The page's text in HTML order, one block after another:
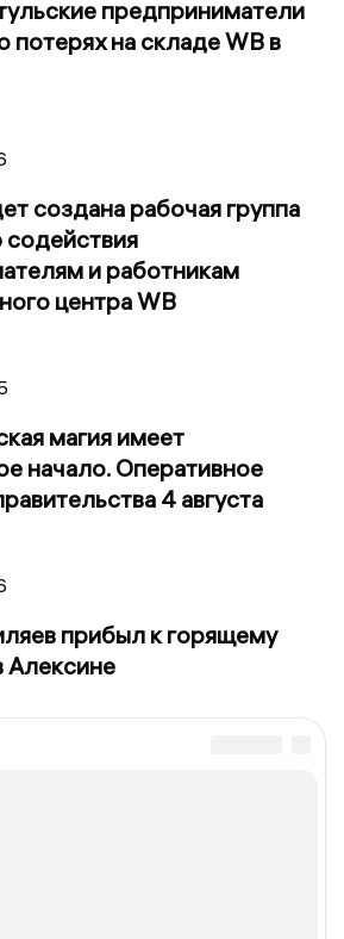
предприниматели
потерях на складе WB в
создана рабочая группа
содействия
и работникам
центра WB
магия имеет
начало. Оперативное
4 августа
прибыл к горящему
Алексине